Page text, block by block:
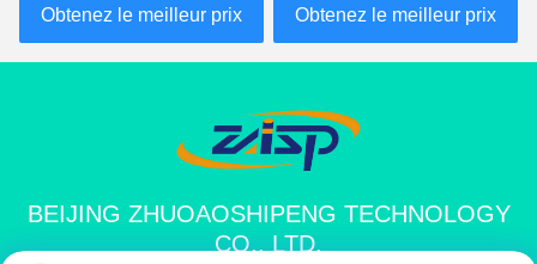
certification CE
Obtenez le meilleur prix
bollard automatique
Obtenez le meilleur prix
BEIJING ZHUOAOSHIPENG TECHNOLOGY
CO., LTD.